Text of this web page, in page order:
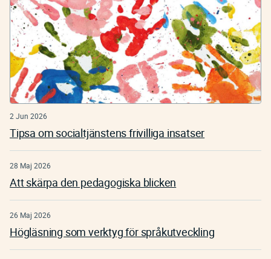
2 Jun 2026
Tipsa om socialtjänstens frivilliga insatser
28 Maj 2026
Att skärpa den pedagogiska blicken
26 Maj 2026
Högläsning som verktyg för språkutveckling